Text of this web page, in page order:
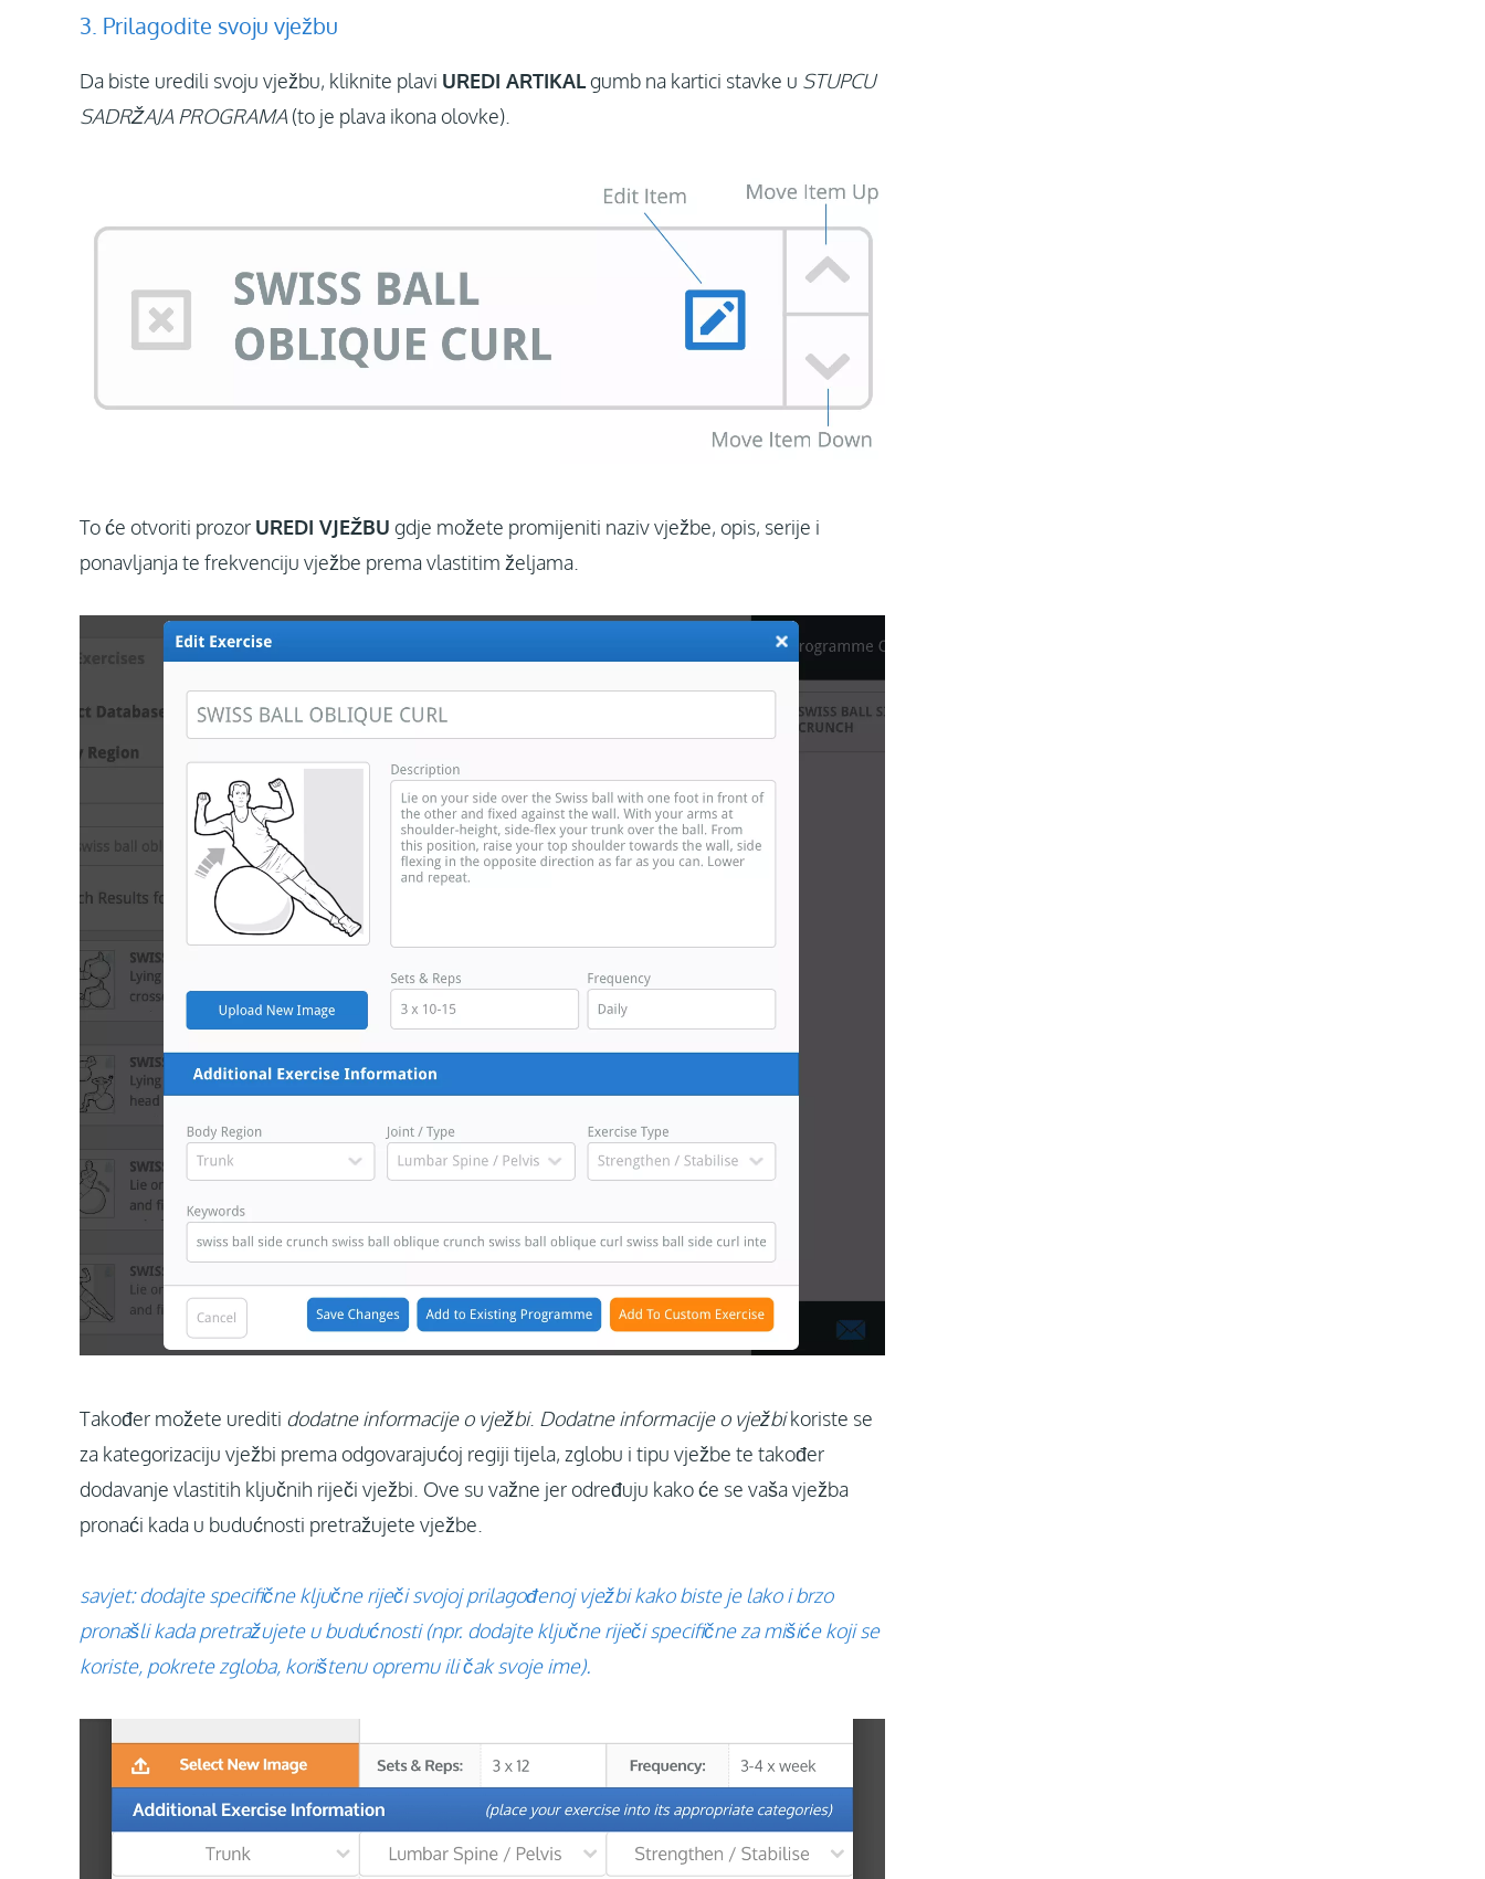
3. Prilagodite svoju vježbu
Da biste uredili svoju vježbu, kliknite plavi UREDI ARTIKALgumb na kartici stavke u STUPCU
SADRŽAJA PROGRAMA (to je plava ikona olovke).
To će otvoriti prozor UREDI VJEŽBU gdje možete promijeniti naziv vježbe, opis, serije i
ponavljanja te frekvenciju vježbe prema vlastitim željama.
Također možete urediti dodatne informacije o vježbi. Dodatne informacije o vježbikoriste se
za kategorizaciju vježbi prema odgovarajućoj regiji tijela, zglobu i tipu vježbe te također
dodavanje vlastitih ključnih riječi vježbi. Ove su važne jer određuju kako će se vaša vježba
pronaći kada u budućnosti pretražujete vježbe.
savjet: dodajte specifične ključne riječi svojoj prilagođenoj vježbi kako biste je lako i brzo
pronašli kada pretražujete u budućnosti (npr. dodajte ključne riječi specifične za mišiće koji se
koriste, pokrete zgloba, korištenu opremu ili čak svoje ime).